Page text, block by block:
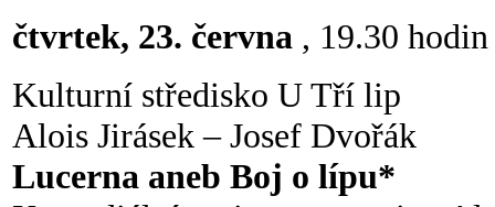
čtvrtek, 23. června , 19.30 hodin
Kulturní středisko U Tří lip
Alois Jirásek – Josef Dvořák
Lucerna aneb Boj o lípu*